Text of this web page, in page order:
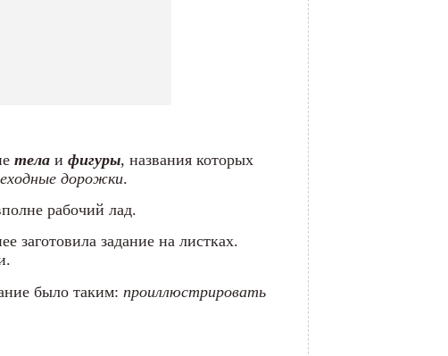
телаи фигуры, названия которых
дорожки.
рабочий лад.
заготовила задание на листках.
было таким: проиллюстрировать